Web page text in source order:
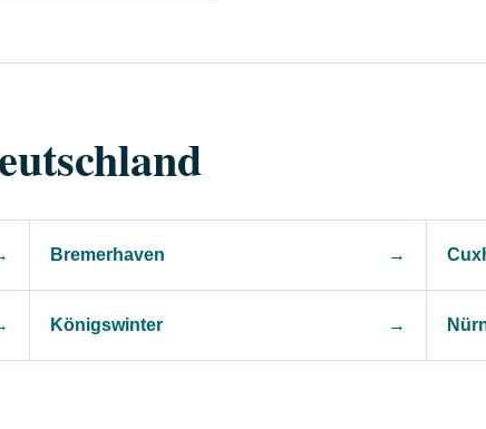
Bremerhaven →
Königswinter →